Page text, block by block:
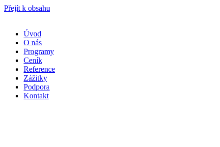
Přejít k obsahu
Úvod
O nás
Programy
Ceník
Reference
Zážitky
Podpora
Kontakt